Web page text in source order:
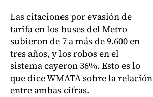
Las citaciones por evasión de
tarifa en los buses del Metro
subieron de 7 a más de 9.600 en
tres años, y los robos en el
sistema cayeron 36%. Esto es lo
que dice WMATA sobre la relación
entre ambas cifras.